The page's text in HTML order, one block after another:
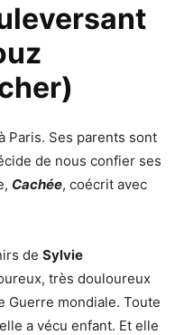
Paris. Ses parents sont
de nous confier ses
Cachée, coécrit avec
de Sylvie
très douloureux
Guerre mondiale. Toute
a vécu enfant. Et elle